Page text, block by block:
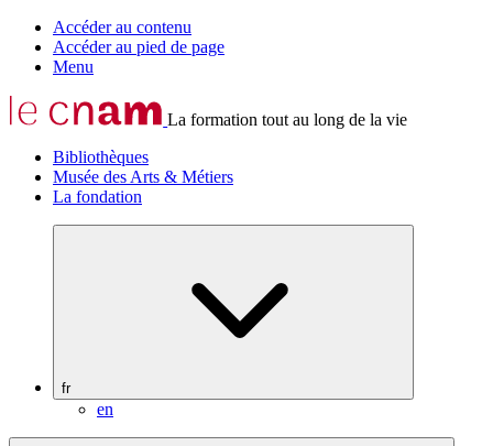
Accéder au contenu
Accéder au pied de page
Menu
La formation tout au long de la vie
Bibliothèques
Musée des Arts & Métiers
La fondation
fr
en